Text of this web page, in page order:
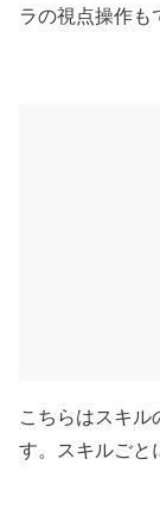
ラの視点操作も
こちらはスキ
す。スキルごと